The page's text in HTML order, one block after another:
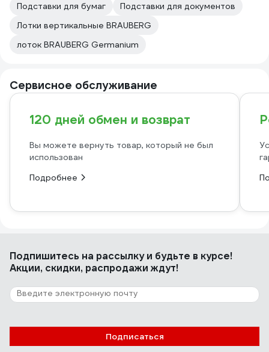
Подставки для бумаг
Подставки для документов
Лотки вертикальные BRAUBERG
лоток BRAUBERG Germanium
Сервисное обслуживание
120 дней обмен и возврат
Вы можете вернуть товар, который не был
использован
Подробнее
Подпишитесь на рассылкуи будьте в курсе!
Акции, скидки, распродажи ждут!
Подписаться